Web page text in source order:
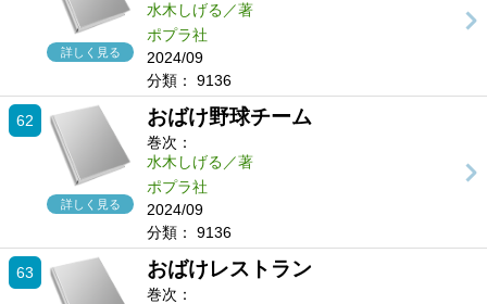
詳しく見る
水木しげる／著
ポプラ社
2024/09
分類：
9136
62
詳しく見る
おばけ野球チーム
巻次：
水木しげる／著
ポプラ社
2024/09
分類：
9136
63 おばけレストラン
巻次：